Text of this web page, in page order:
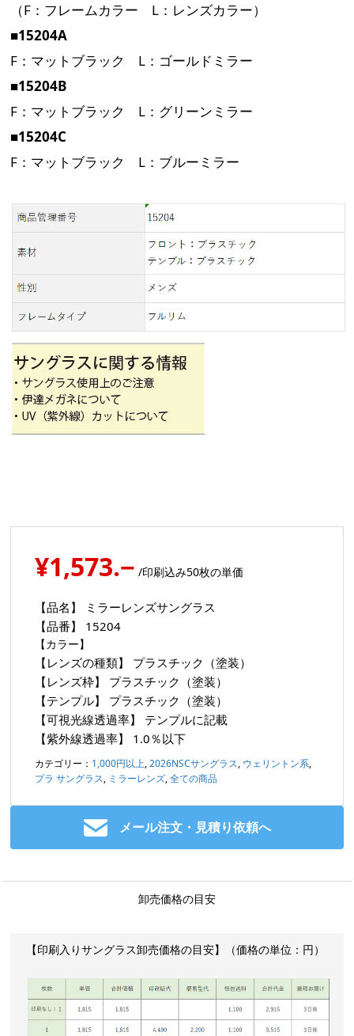
（F：フレームカラー L：レンズカラー）
■15204A
F：マットブラック L：ゴールドミラー
■15204B
F：マットブラック L：グリーンミラー
■15204C
F：マットブラック L：ブルーミラー
¥1,573.− /印刷込み50枚の単価
【品名】
ミラーレンズサングラス
【品番】
15204
【カラー】
【レンズの種類】
プラスチック（塗装）
【レンズ枠】
プラスチック（塗装）
【テンプル】
プラスチック（塗装）
【可視光線透過率】
テンプルに記載
【紫外線透過率】
1.0％以下
カテゴリー： 1,000円以上,2026NSCサングラス, ウェリントン系,
プラ サングラス, ミラーレンズ,全ての商品
メール注文・見積り依頼へ
卸売価格の目安
【印刷入りサングラス卸売価格の目安】（価格の単位：円）